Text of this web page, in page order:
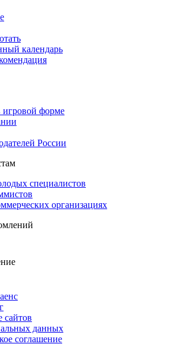
календарь
форме
России
специалистов
организациях
сайтов
данных
соглашение